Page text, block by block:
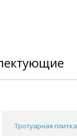
Тротуарная плитка